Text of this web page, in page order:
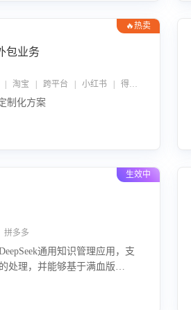
🔥热卖
包业务
京东 | 抖音 | 快手 | 拼多多 | 淘宝 | 跨平台 | 小红书 | 得物 | 企业微信
制化方案
生效中
多多
通用知识管理应用，支
处理，并能够基于满血版
利用知识资源。通过该产品，